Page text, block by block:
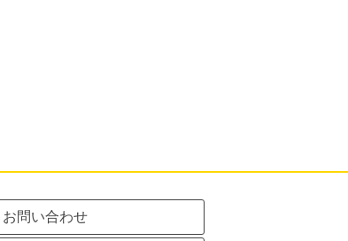
お問い合わせ